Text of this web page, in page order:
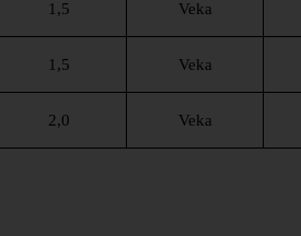
1,5 Veka
1,5 Veka
2,0 Veka